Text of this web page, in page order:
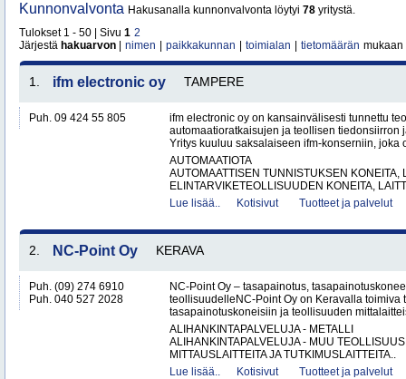
Kunnonvalvonta Hakusanalla kunnonvalvonta löytyi 78 yritystä.
Tulokset 1 - 50 | Sivu 1 2
Järjestä hakuarvon nimen paikkakunnan toimialan tietomäärän mukaan
1. ifm electronic oy TAMPERE
Puh. 09 424 55 805
ifm electronic oy on kansainvälisesti tunnettu
automaatioratkaisujen ja teollisen tiedonsiirron
Yritys kuuluu saksalaiseen ifm-konserniin, joka
AUTOMAATIOTA
AUTOMAATTISEN TUNNISTUKSEN KONEITA,
ELINTARVIKETEOLLISUUDEN KONEITA,
Lue lisää..
Kotisivut Tuotteet ja palvelut
2. NC-Point Oy KERAVA
Puh. (09) 274 6910
Puh. 040 527 2028
NC-Point Oy – tasapainotus,
teollisuudelleNC-Point Oy on Keravalla toimiva
tasapainotuskoneisiin ja teollisuuden
ALIHANKINTAPALVELUJA - METALLI
ALIHANKINTAPALVELUJA - MUU TEOLLISUUS
MITTAUSLAITTEITA JA TUTKIMUSLAITTEITA..
Lue lisää..
Kotisivut Tuotteet ja palvelut